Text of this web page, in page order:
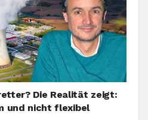
Die Realität zeigt:
und nicht flexibel